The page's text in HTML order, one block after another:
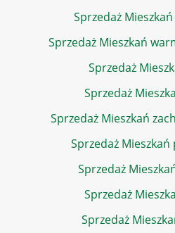
Sprzedaż
Sprzedaż Mieszkań
Sprzedaż
Sprzedaż
Sprzedaż Mieszkań
Sprzedaż
Sprzedaż
Sprzedaż
Sprzedaż